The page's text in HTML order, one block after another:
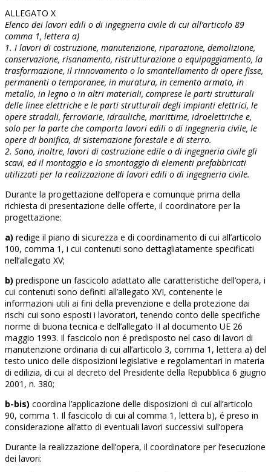
ALLEGATO X
Elenco dei lavori edili o di ingegneria civile di cui all’articolo 89
comma 1, lettera a)
1. I lavori di costruzione, manutenzione, riparazione, demolizione,
conservazione, risanamento, ristrutturazione o equipaggiamento, la
trasformazione, il rinnovamento o lo smantellamento di opere fisse,
permanenti o temporanee, in muratura, in cemento armato, in
metallo, in legno o in altri materiali, comprese le parti strutturali
delle linee elettriche e le parti strutturali degli impianti elettrici, le
opere stradali, ferroviarie, idrauliche, marittime, idroelettriche e,
solo per la parte che comporta lavori edili o di ingegneria civile, le
opere di bonifica, di sistemazione forestale e di sterro.
2. Sono, inoltre, lavori di costruzione edile o di ingegneria civile gli
scavi, ed il montaggio e lo smontaggio di elementi prefabbricati
utilizzati per la realizzazione di lavori edili o di ingegneria civile.
Durante la progettazione dell’opera e comunque prima della
richiesta di presentazione delle offerte, il coordinatore per la
progettazione:
a) redige il piano di sicurezza e di coordinamento di cui all’articolo
100, comma 1, i cui contenuti sono dettagliatamente specificati
nell’allegato XV;
b) predispone un fascicolo adattato alle caratteristiche dell’opera, i
cui contenuti sono definiti all’allegato XVI, contenente le
informazioni utili ai fini della prevenzione e della protezione dai
rischi cui sono esposti i lavoratori, tenendo conto delle specifiche
norme di buona tecnica e dell’allegato II al documento UE 26
maggio 1993. Il fascicolo non é predisposto nel caso di lavori di
manutenzione ordinaria di cui all’articolo 3, comma 1, lettera a) del
testo unico delle disposizioni legislative e regolamentari in materia
di edilizia, di cui al decreto del Presidente della Repubblica 6 giugno
2001, n. 380;
b-bis) coordina l’applicazione delle disposizioni di cui all’articolo
90, comma 1. Il fascicolo di cui al comma 1, lettera b), é preso in
considerazione all’atto di eventuali lavori successivi sull’opera
Durante la realizzazione dell’opera, il coordinatore per l’esecuzione
dei lavori: